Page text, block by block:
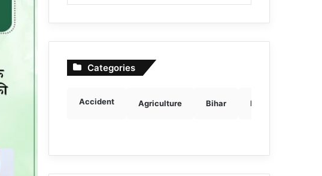
Categories
Accident Agriculture Bihar Breaking news